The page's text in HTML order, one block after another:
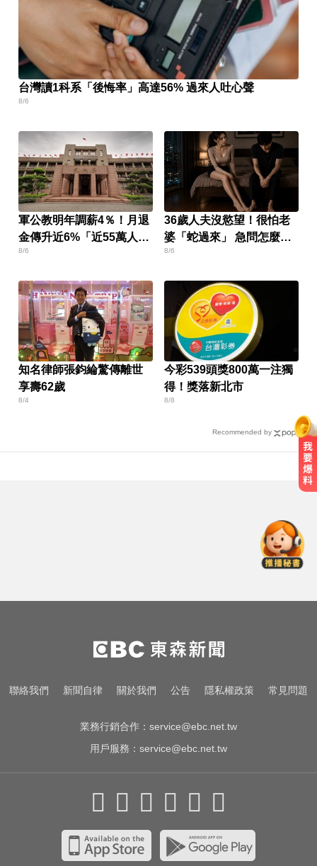
台灣讀1科系「後悔率」高達56% 過來人吐心聲
8/6
軍公教明年調薪4％！月退
金傳升近6%「近55萬人受
惠」
8/6
36歲人夫沒慾望！很怕老
婆「蛇過來」 急問怎麼
辦？
8/6
知名律師張鈞綸驚傳離世
享壽62歲
8/4
今彩539頭獎800萬一注獨
得！獎落新北市
8/8
Recommended by
以欣71字發聲反駁
莫名發燒好不了？醫揭精準診斷關
她砸錢演女主「60場吻戲狂伸舌」
聯絡我們 新聞自律 關於我們 公告 隱私權政策 常見問題
業務行銷合作： service@ebc.net.tw
用戶服務： service@ebc.net.tw